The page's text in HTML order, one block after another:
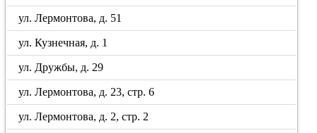
ул. Лермонтова, д. 51
ул. Кузнечная, д. 1
ул. Дружбы, д. 29
ул. Лермонтова, д. 23, стр. 6
ул. Лермонтова, д. 2, стр. 2